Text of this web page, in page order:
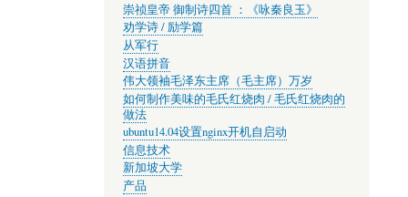
崇祯皇帝 御制诗四首 ：《咏秦良玉》
劝学诗 / 励学篇
从军行
汉语拼音
伟大领袖毛泽东主席（毛主席）万岁
如何制作美味的毛氏红烧肉 / 毛氏红烧肉的
做法
ubuntu14.04设置nginx开机自启动
信息技术
新加坡大学
产品